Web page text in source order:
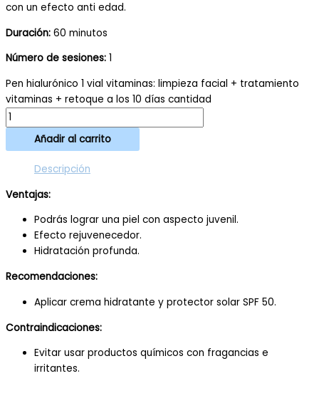
con un efecto anti edad.
Duración: 60 minutos
Número de sesiones: 1
Pen hialurónico 1 vial vitaminas: limpieza facial + tratamiento
vitaminas + retoque a los 10 días cantidad
Añadir al carrito
Descripción
Ventajas:
Podrás lograr una piel con aspecto juvenil.
Efecto rejuvenecedor.
Hidratación profunda.
Recomendaciones:
Aplicar crema hidratante y protector solar SPF 50.
Contraindicaciones:
Evitar usar productos químicos con fragancias e
irritantes.